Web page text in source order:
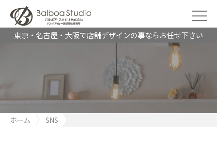
東京・名古屋・大阪で店舗デザインの事ならお任せ下さい
ホーム
SNS